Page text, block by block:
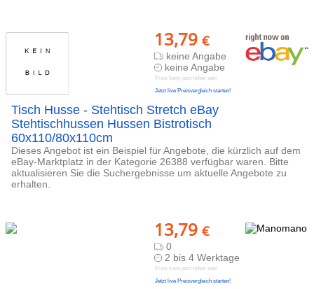
13,79 €
keine Angabe
keine Angabe
Preis kann jetzt höher sein
Jetzt live Preisvergleich starten!
Tisch Husse - Stehtisch Stretch eBay
Stehtischhussen Hussen Bistrotisch
60x110/80x110cm
Dieses Angebot ist ein Beispiel für Angebote, die kürzlich auf dem
eBay-Marktplatz in der Kategorie 26388 verfügbar waren. Bitte
aktualisieren Sie die Suchergebnisse um aktuelle Angebote zu
erhalten.
13,79 €
0
2 bis 4 Werktage
Preis kann jetzt höher sein
Jetzt live Preisvergleich starten!